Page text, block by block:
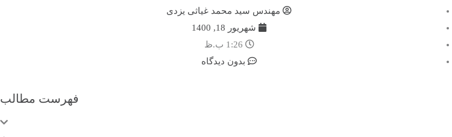
مهندس سید محمد غیاثی یزدی
شهریور 18, 1400
1:26 ب.ظ
بدون دیدگاه
فهرست مطالب